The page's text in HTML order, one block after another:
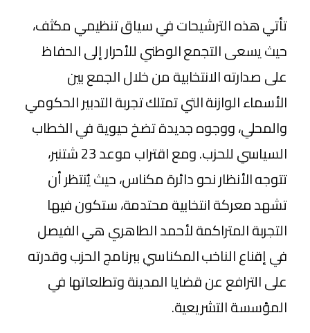
​تأتي هذه الترشيحات في سياق تنظيمي مكثف،
حيث يسعى التجمع الوطني للأحرار إلى الحفاظ
على صدارته الانتخابية من خلال الجمع بين
الأسماء الوازنة التي تمتلك تجربة التدبير الحكومي
والمحلي، ووجوه جديدة تضخ حيوية في الخطاب
السياسي للحزب. ومع اقتراب موعد 23 شتنبر،
تتوجه الأنظار نحو دائرة مكناس، حيث يُنتظر أن
تشهد معركة انتخابية محتدمة، ستكون فيها
التجربة المتراكمة لأحمد الطاهري هي الفيصل
في إقناع الناخب المكناسي ببرنامج الحزب وقدرته
على الترافع عن قضايا المدينة وتطلعاتها في
المؤسسة التشريعية.